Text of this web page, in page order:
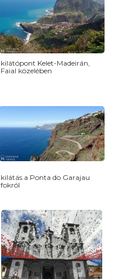
kilátópont Kelet-Madeirán,
Faial közelében
kilátás a Ponta do Garajau
fokról